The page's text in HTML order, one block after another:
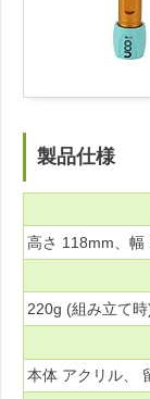
製品仕様
高さ 118mm、幅
220g (組み立て時
本体 アクリル、